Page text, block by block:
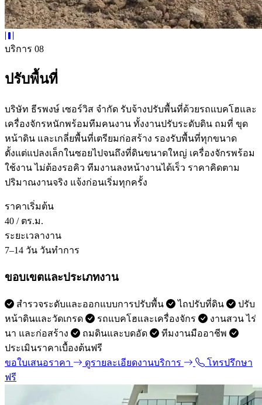
บริการ 08
ปรับพื้นที่
บริษัท ธีรพงษ์ เซอร์วิส จำกัด รับจ้างปรับพื้นที่ด้วยรถแบคโฮและ
เครื่องจักรหนักพร้อมทีมคนงาน ทั้งงานปรับระดับดิน ถมที่ ขุด
หน้าดิน และเกลี่ยพื้นที่เตรียมก่อสร้าง รองรับพื้นที่ทุกขนาด
ตั้งแต่แปลงเล็กในซอยไปจนถึงที่ดินขนาดใหญ่ เครื่องจักรพร้อม
ใช้งาน ไม่ต้องรอคิว ทีมงานลงหน้างานได้เร็ว ราคาคิดตาม
ปริมาณงานจริง แจ้งก่อนเริ่มทุกครั้ง
ราคาเริ่มต้น
40 / ตร.ม.
ระยะเวลางาน
7–14 วัน วันทำการ
ขอบเขตและประเภทงาน
สำรวจระดับและออกแบบการปรับพื้น ไถปรับที่ดิน
ปรับ
หน้าดินและวัดเกรด
รถแบคโฮและเครื่องจักร
งานสวน ไร่
นา และก่อสร้าง
ถมดินและบดอัด
ทีมงานมืออาชีพ
ประเมินราคาเบื้องต้นฟรี
ขอใบเสนอราคา
ดูรายละเอียดงานบริการ
โทรปรึกษา
ฟรี